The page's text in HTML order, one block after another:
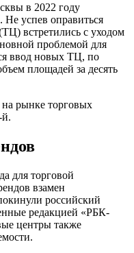
в 2022 году
успев оправиться
встретились с уходом
проблемой для
ввод новых ТЦ, по
площадей за десять
рынке торговых
й.
для торговой
взамен
российский
редакцией «РБК-
центры также